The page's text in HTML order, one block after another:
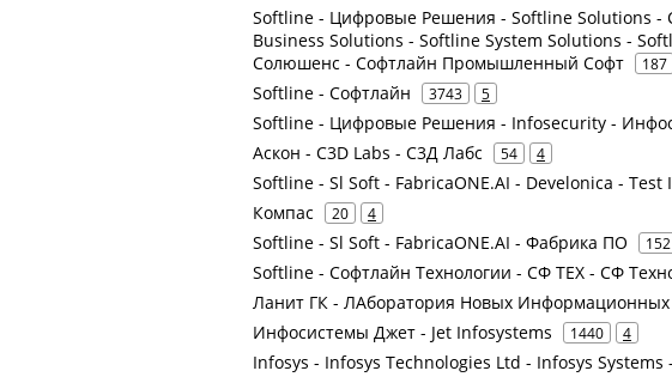
Softline - Цифровые Решения - Softline Solutions
Business Solutions - Softline System Solutions -
Солюшенс - Софтлайн Промышленный Софт
187
Softline - Софтлайн 3743 5
Softline - Цифровые Решения - Infosecurity -
Аскон - C3D Labs - С3Д Лабс 54 4
Softline - Sl Soft - FabricaONE.AI - Develonica - Test
Компас 20 4
Softline - Sl Soft - FabricaONE.AI - Фабрика ПО 152
Softline - Софтлайн Технологии - СФ ТЕХ - СФ
Ланит ГК - ЛАборатория Новых Информационных
Инфосистемы Джет - Jet Infosystems 1440 4
Infosys - Infosys Technologies Ltd - Infosys